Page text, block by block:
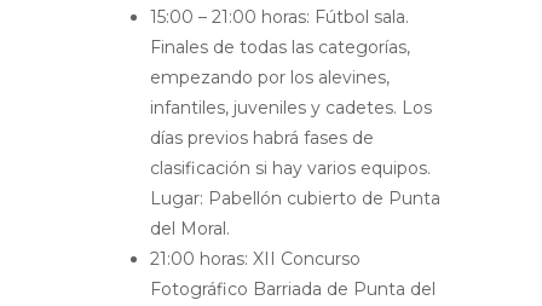
15:00 – 21:00 horas: Fútbol sala.
Finales de todas las categorías,
empezando por los alevines,
infantiles, juveniles y cadetes. Los
días previos habrá fases de
clasificación si hay varios equipos.
Lugar: Pabellón cubierto de Punta
del Moral.
21:00 horas: XII Concurso
Fotográfico Barriada de Punta del